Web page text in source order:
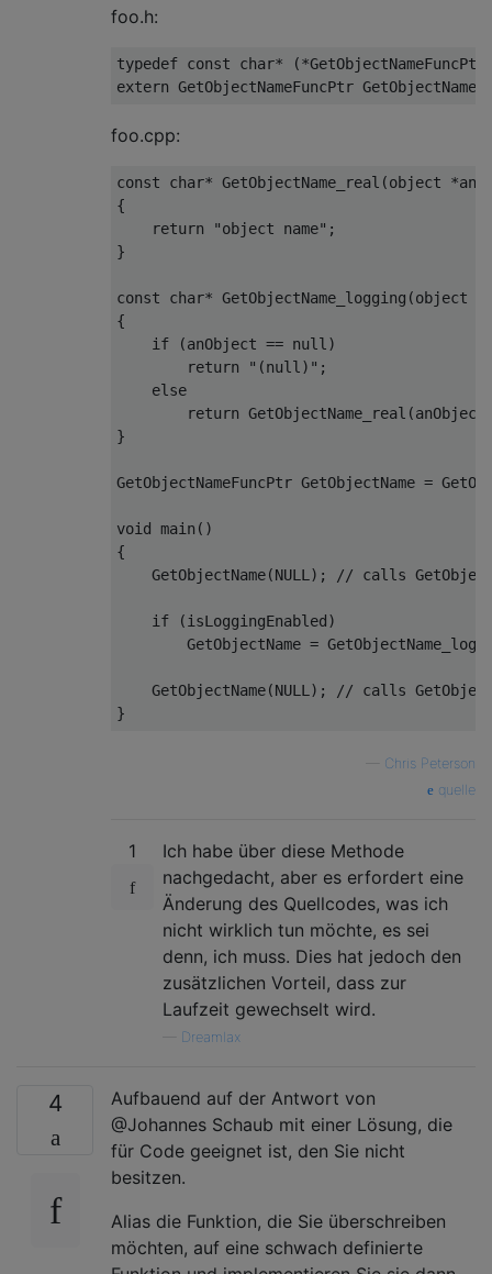
foo.h:
typedef const
char
extern
foo.cpp:
const char* GetObjectName_real (object
{
return
"object name" ;
}
const char* GetObjectName_logging (object
{
if (anObject == null)
return
"(null)" ;
else
return
}
GetObjectNameFuncPtr GetObjectName =
void main ()
{
    GetObjectName(
NULL ); // calls
if (isLoggingEnabled)
GetObjectName =
    GetObjectName(
NULL );
// calls
Chris Peterson
quelle
1
Ich habe über diese Methode
nachgedacht, aber es erfordert eine
Änderung des Quellcodes, was ich
nicht wirklich tun möchte, es sei
denn, ich muss. Dies hat jedoch den
zusätzlichen Vorteil, dass zur
Laufzeit gewechselt wird.
Dreamlax
4
Aufbauend auf der Antwort von
@Johannes Schaub mit einer Lösung, die
für Code geeignet ist, den Sie nicht
besitzen.
Alias ​​die Funktion, die Sie überschreiben
möchten, auf eine schwach definierte